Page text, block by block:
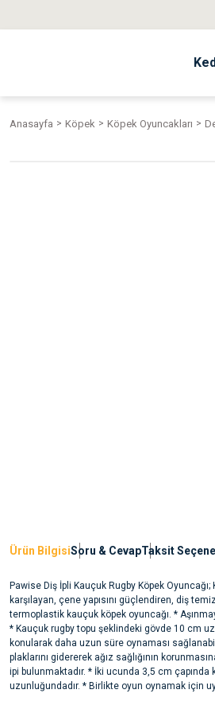
Anasayfa Köpek Köpek Oyuncakları
Ürün BilgisiSoru & CevapTaksit
Pawise Diş İpli Kauçuk Rugby Köpek
karşılayan, çene yapısını güçlendiren, diş
termoplastik kauçuk köpek oyuncağı. *
* Kauçuk rugby topu şeklindeki gövde 10 cm
konularak daha uzun süre oynaması
plaklarını gidererek ağız sağlığının
ipi bulunmaktadır. * İki ucunda 3,5 cm
uzunluğundadır. * Birlikte oyun oynamak için